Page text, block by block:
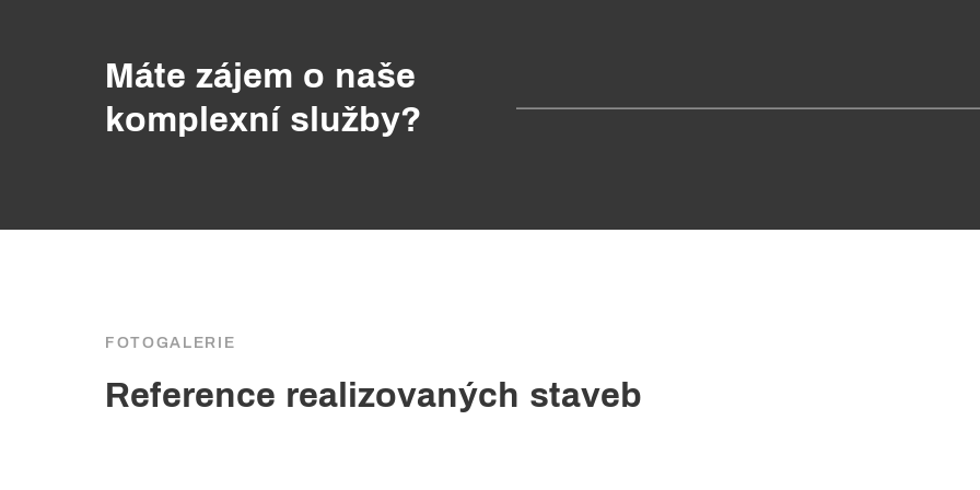
Máte zájem o naše
komplexní služby?
FOTOGALERIE
Reference realizovaných staveb